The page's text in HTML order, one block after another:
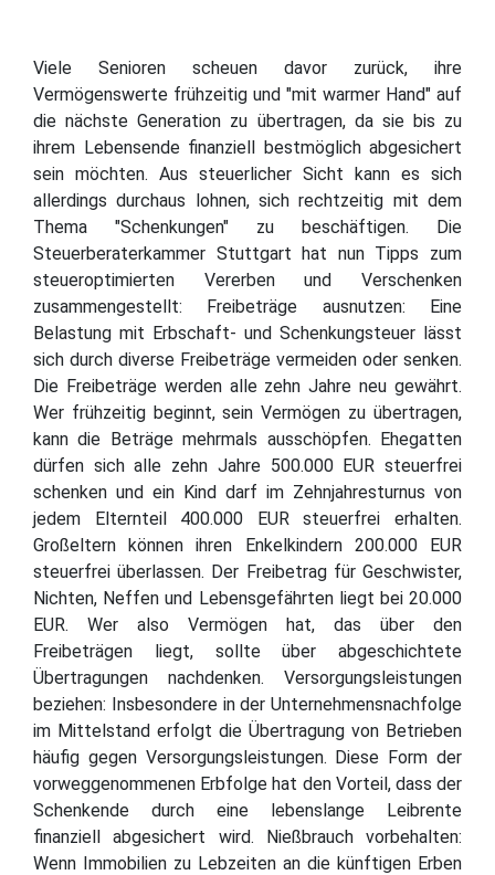
Viele Senioren scheuen davor zurück, ihre
Vermögenswerte frühzeitig und "mit warmer Hand" auf
die nächste Generation zu übertragen, da sie bis zu
ihrem Lebensende finanziell bestmöglich abgesichert
sein möchten. Aus steuerlicher Sicht kann es sich
allerdings durchaus lohnen, sich rechtzeitig mit dem
Thema "Schenkungen" zu beschäftigen. Die
Steuerberaterkammer Stuttgart hat nun Tipps zum
steueroptimierten Vererben und Verschenken
zusammengestellt: Freibeträge ausnutzen: Eine
Belastung mit Erbschaft- und Schenkungsteuer lässt
sich durch diverse Freibeträge vermeiden oder senken.
Die Freibeträge werden alle zehn Jahre neu gewährt.
Wer frühzeitig beginnt, sein Vermögen zu übertragen,
kann die Beträge mehrmals ausschöpfen. Ehegatten
dürfen sich alle zehn Jahre 500.000 EUR steuerfrei
schenken und ein Kind darf im Zehnjahresturnus von
jedem Elternteil 400.000 EUR steuerfrei erhalten.
Großeltern können ihren Enkelkindern 200.000 EUR
steuerfrei überlassen. Der Freibetrag für Geschwister,
Nichten, Neffen und Lebensgefährten liegt bei 20.000
EUR. Wer also Vermögen hat, das über den
Freibeträgen liegt, sollte über abgeschichtete
Übertragungen nachdenken. Versorgungsleistungen
beziehen: Insbesondere in der Unternehmensnachfolge
im Mittelstand erfolgt die Übertragung von Betrieben
häufig gegen Versorgungsleistungen. Diese Form der
vorweggenommenen Erbfolge hat den Vorteil, dass der
Schenkende durch eine lebenslange Leibrente
finanziell abgesichert wird. Nießbrauch vorbehalten:
Wenn Immobilien zu Lebzeiten an die künftigen Erben